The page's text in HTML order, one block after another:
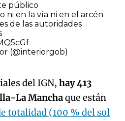
público
ni en la vía ni en el arcén
de las autoridades
(@interiorgob)
del IGN, hay 413
La Manchaque están
totalidad (100 % del sol